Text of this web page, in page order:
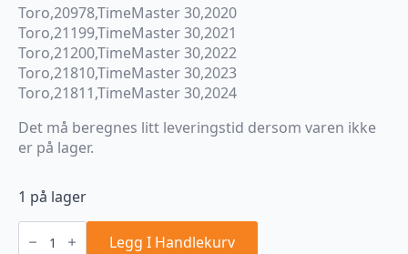
Toro,20978,TimeMaster 30,2020
Toro,21199,TimeMaster 30,2021
Toro,21200,TimeMaster 30,2022
Toro,21810,TimeMaster 30,2023
Toro,21811,TimeMaster 30,2024
Det må beregnes litt leveringstid dersom varen ikke
er på lager.
1 på lager
Toro
reim Legg I Handlekurv